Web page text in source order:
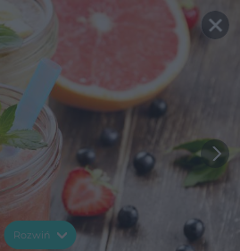
Rozwiń